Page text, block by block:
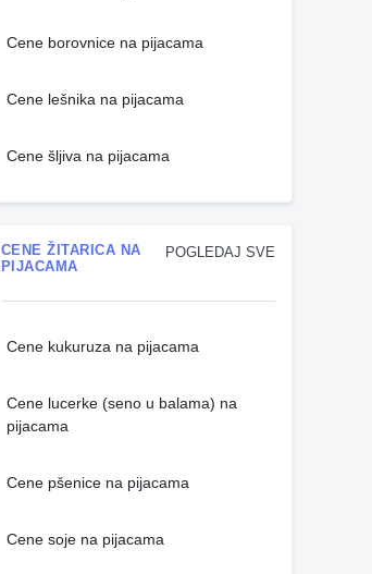
Cene borovnice na pijacama
Cene lešnika na pijacama
Cene šljiva na pijacama
POGLEDAJ SVE
CENE ŽITARICA NA
PIJACAMA
Cene kukuruza na pijacama
Cene lucerke (seno u balama) na
pijacama
Cene pšenice na pijacama
Cene soje na pijacama